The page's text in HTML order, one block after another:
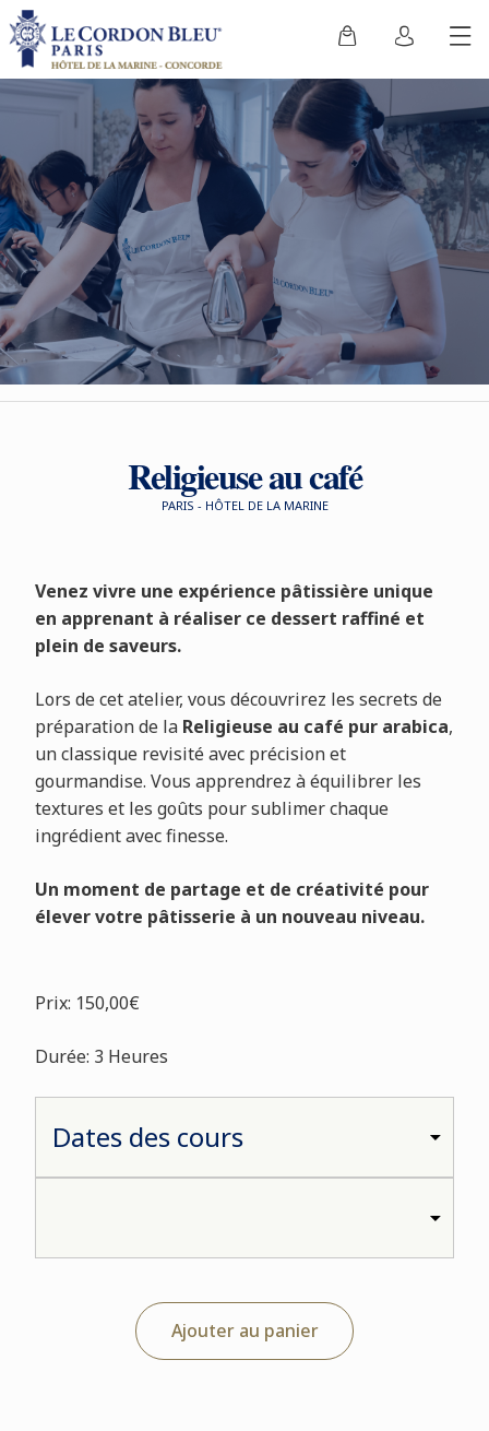
Religieuse au café
PARIS - HÔTEL DE LA MARINE
Venez vivre une expérience pâtissière unique
en apprenant à réaliser ce dessert raffiné et
plein de saveurs.
Lors decetatelier, vous découvrirez les secrets de
préparationde la Religieuse au café pur arabica,
unclassique revisitéavec précisionet
gourmandise. Vous apprendrez àéquilibrer les
textures et les goûts poursublimerchaque
ingrédientavecfinesse.
Un moment de partage et de créativité pour
élevervotre pâtisserie à un nouveau niveau.
Prix: 150,00€
Durée: 3 Heures
Ajouter au panier